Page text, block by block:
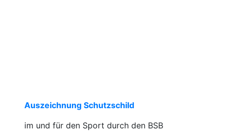
Auszeichnung Schutzschild
im und für den Sport durch den BSB